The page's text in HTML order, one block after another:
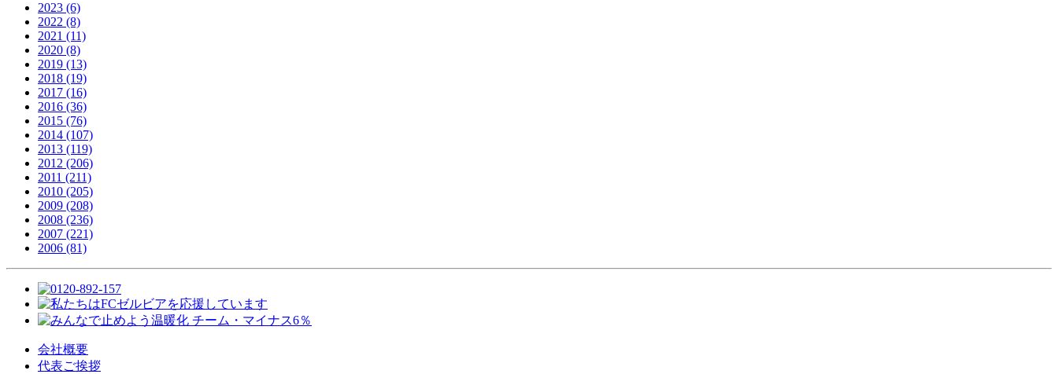
2023 (6)
2022 (8)
2021 (11)
2020 (8)
2019 (13)
2018 (19)
2017 (16)
2016 (36)
2015 (76)
2014 (107)
2013 (119)
2012 (206)
2011 (211)
2010 (205)
2009 (208)
2008 (236)
2007 (221)
2006 (81)
会社概要
代表ご挨拶